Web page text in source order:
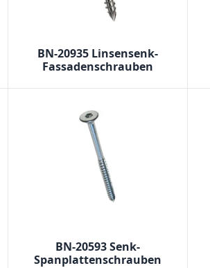
BN-20935 Linsensenk-
Fassadenschrauben
BN-20593 Senk-
Spanplattenschrauben